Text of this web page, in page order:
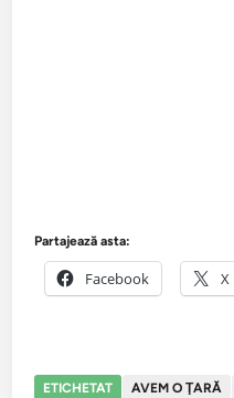
Partajează asta:
Facebook X
ETICHETAT AVEM O ŢARĂ